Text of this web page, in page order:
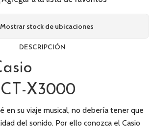
Mostrar stock de ubicaciones
DESCRIPCIÓN
X3000
en su viaje musical, no debería tener que
del sonido. Por ello conozca el Casio